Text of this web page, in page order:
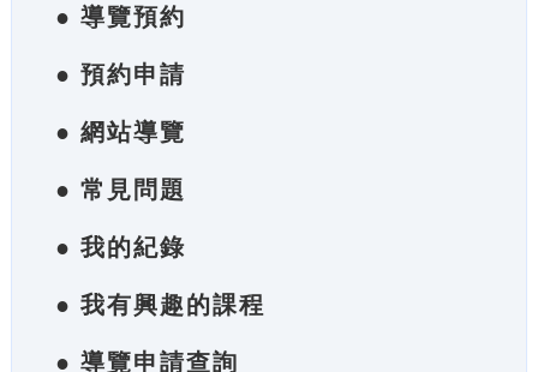
● 導覽預約
● 預約申請
● 網站導覽
● 常見問題
● 我的紀錄
● 我有興趣的課程
● 導覽申請查詢